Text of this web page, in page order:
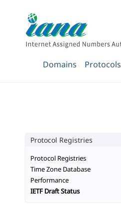
Domains Protocols
Protocol Registries
Protocol Registries
Time Zone Database
Performance
IETF Draft Status